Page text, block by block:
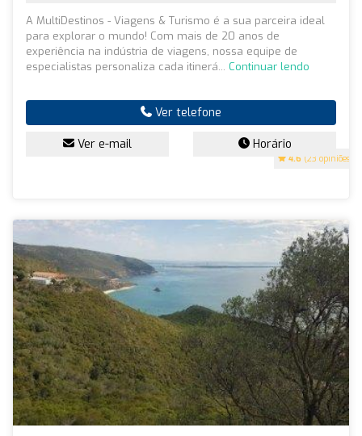
4.6 (23 opiniões)
A MultiDestinos - Viagens & Turismo é a sua parceira ideal
para explorar o mundo! Com mais de 20 anos de
experiência na indústria de viagens, nossa equipe de
especialistas personaliza cada itinerá... Continuar lendo
Ver telefone
Ver e-mail Horário